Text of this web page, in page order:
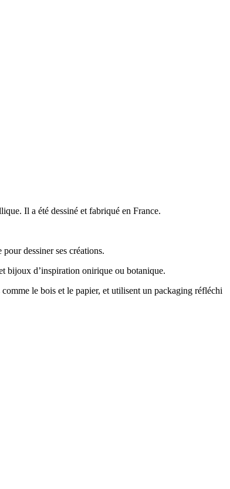
Il a été dessiné et fabriqué en France.
dessiner ses créations.
bijoux d’inspiration onirique ou botanique.
le bois et le papier, et utilisent un packaging réfléchi